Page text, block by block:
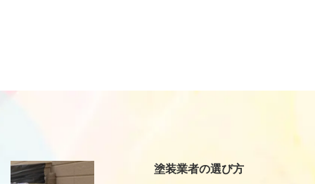
塗装業者の選び方